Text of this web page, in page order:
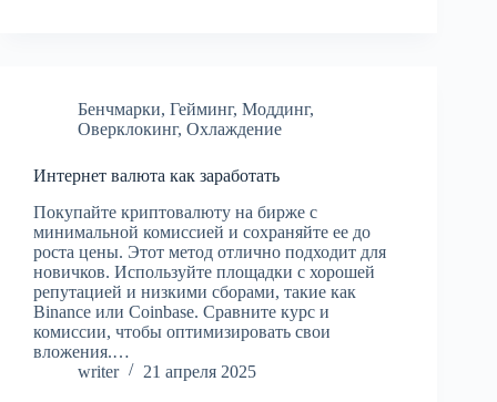
Бенчмарки, Гейминг, Моддинг,
Оверклокинг, Охлаждение
Интернет валюта как заработать
Покупайте криптовалюту на бирже с
минимальной комиссией и сохраняйте ее до
роста цены. Этот метод отлично подходит для
новичков. Используйте площадки с хорошей
репутацией и низкими сборами, такие как
Binance или Coinbase. Сравните курс и
комиссии, чтобы оптимизировать свои
вложения.…
writer
21 апреля 2025